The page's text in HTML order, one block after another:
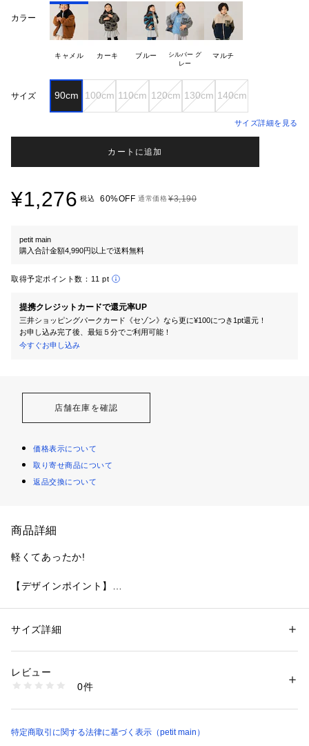
カラー
キャメル カーキ ブルー
シルバー グ
マルチ
サイズ 90cm 100cm 110cm 120cm 130cm 140cm
サイズ詳細を見る
カートに追加
¥1,276 税込 60%OFF 通常価格¥3,190
petit main
購入合計金額4,990円以上で送料無料
取得予定ポイント数： 11 pt
提携クレジットカードで還元率UP
三井ショッピングパークカード《セゾン》なら更に¥100につき1pt還元！
お申し込み完了後、最短５分でご利用可能！
今すぐお申し込み
店舗在庫を確認
価格表示について
取り寄せ商品について
返品交換について
商品詳細
軽くてあったか!
【デザインポイント】
左胸にはand D.のロゴ刺繍を施し、さりげなくブランドらしさ
開。
身頃にもポケット付きで、実用性も兼ね備えています。
【スタイリング】
性別：キッズ・ベビー
素材：表地：ポリエステル100% 裏地：ポリエステル100% 別布：ナイロ
生産国：中国
洗濯：液温は30℃を限度とし、洗濯機で弱い洗濯処理ができる
洗濯処理後のタンブル乾燥処理はできない
アイロン仕上げ処理はできない
サイズ詳細
レビュー
0件
特定商取引に関する法律に基づく表示（petit main）